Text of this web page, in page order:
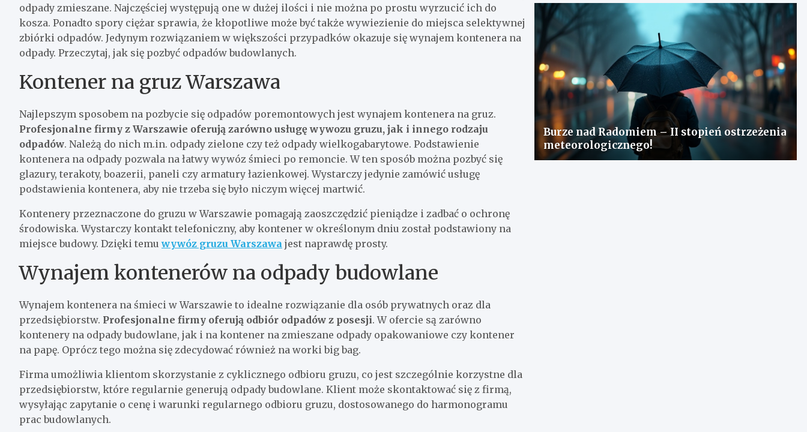
odpady zmieszane. Najczęściej występują one w dużej ilości i nie można po prostu wyrzucić ich do
kosza. Ponadto spory ciężar sprawia, że kłopotliwe może być także wywiezienie do miejsca selektywnej
zbiórki odpadów. Jedynym rozwiązaniem w większości przypadków okazuje się wynajem kontenera na
odpady. Przeczytaj, jak się pozbyć odpadów budowlanych.
Kontener na gruz Warszawa
Najlepszym sposobem na pozbycie się odpadów poremontowych jest wynajem kontenera na gruz.
Profesjonalne firmy z Warszawie oferują zarówno usługę wywozu gruzu, jak i innego rodzaju
odpadów. Należą do nich m.in. odpady zielone czy też odpady wielkogabarytowe. Podstawienie
kontenera na odpady pozwala na łatwy wywóz śmieci po remoncie. W ten sposób można pozbyć się
glazury, terakoty, boazerii, paneli czy armatury łazienkowej. Wystarczy jedynie zamówić usługę
podstawienia kontenera, aby nie trzeba się było niczym więcej martwić.
Kontenery przeznaczone do gruzu w Warszawie pomagają zaoszczędzić pieniądze i zadbać o ochronę
środowiska. Wystarczy kontakt telefoniczny, aby kontener w określonym dniu został podstawiony na
miejsce budowy. Dzięki temuwywóz gruzu Warszawa jest naprawdę prosty.
Wynajem kontenerów na odpady budowlane
Wynajem kontenera na śmieci w Warszawie to idealne rozwiązanie dla osób prywatnych oraz dla
przedsiębiorstw. Profesjonalne firmy oferują odbiór odpadów z posesji. W ofercie są zarówno
kontenery na odpady budowlane, jak i na kontener na zmieszane odpady opakowaniowe czy kontener
na papę. Oprócz tego można się zdecydować również na worki big bag.
Firma umożliwia klientom skorzystanie z cyklicznego odbioru gruzu, co jest szczególnie korzystne dla
przedsiębiorstw, które regularnie generują odpady budowlane. Klient może skontaktować się z firmą,
wysyłając zapytanie o cenę i warunki regularnego odbioru gruzu, dostosowanego do harmonogramu
prac budowlanych.
Burze nad Radomiem – II stopień ostrzeżenia
meteorologicznego!